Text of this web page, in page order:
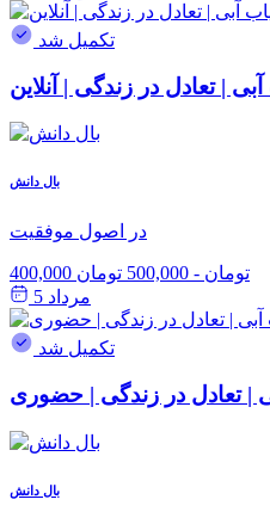
تکمیل شد
بال دانش
در اصول موفقیت
400,000 تومان - 500,000 تومان
مرداد 5
تکمیل شد
بال دانش